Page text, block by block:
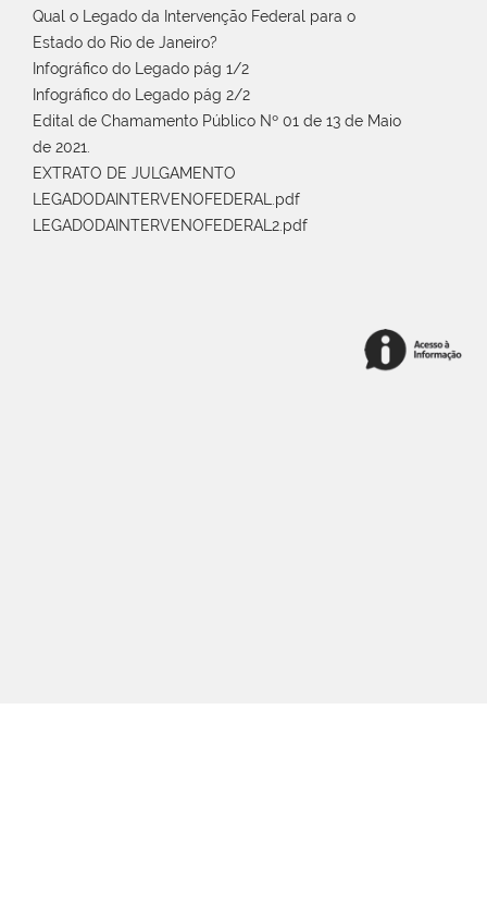
Qual o Legado da Intervenção Federal para o
Estado do Rio de Janeiro?
Infográfico do Legado pág 1/2
Infográfico do Legado pág 2/2
Edital de Chamamento Público Nº 01 de 13 de Maio
de 2021.
EXTRATO DE JULGAMENTO
LEGADODAINTERVENOFEDERAL.pdf
LEGADODAINTERVENOFEDERAL2.pdf